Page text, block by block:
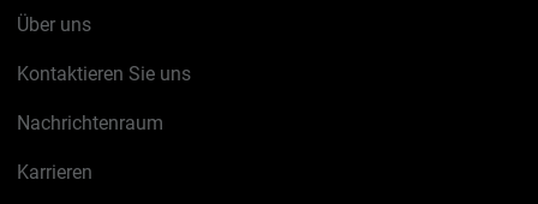
Über uns
Kontaktieren Sie uns
Nachrichtenraum
Karrieren